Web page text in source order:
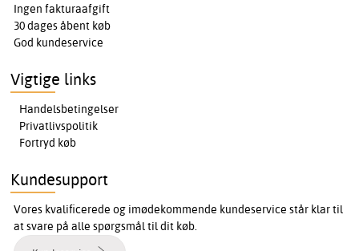
Ingen fakturaafgift
30 dages åbent køb
God kundeservice
Vigtige links
Handelsbetingelser
Privatlivspolitik
Fortryd køb
Kundesupport
Vores kvalificerede og imødekommende kundeservice står klar til
at svare på alle spørgsmål til dit køb.